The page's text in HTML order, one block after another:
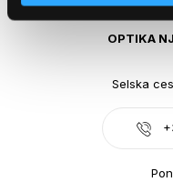
OPTIKA
Selska